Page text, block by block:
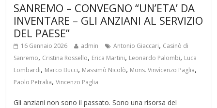
SANREMO – CONVEGNO “UN’ETA’ DA
INVENTARE – GLI ANZIANI AL SERVIZIO
DEL PAESE”
16 Gennaio 2026 admin Antonio Giaccari, Casinò di
Sanremo, Cristina Rossello, Erica Martini, Leonardo Palombi, Luca
Lombardi, Marco Bucci, Massimò Nicolò, Mons. Vinvìcenzo Paglia,
Paolo Petralia,Vincenzo Paglia
Gli anziani non sono il passato. Sono una risorsa del